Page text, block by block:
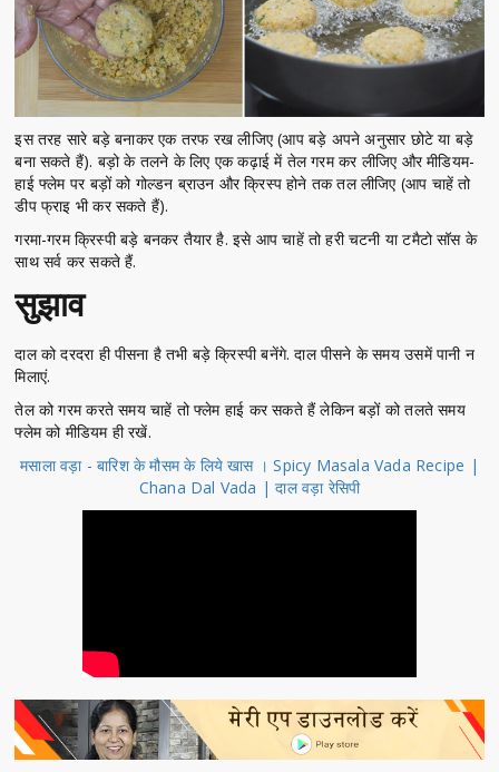
इस तरह सारे बड़े बनाकर एक तरफ रख लीजिए (आप बड़े अपने अनुसार छोटे या बड़े
बना सकते हैं). बड़ो के तलने के लिए एक कढ़ाई में तेल गरम कर लीजिए और मीडियम-
हाई फ्लेम पर बड़ों को गोल्डन ब्राउन और क्रिस्प होने तक तल लीजिए (आप चाहें तो
डीप फ्राइ भी कर सकते हैं).
गरमा-गरम क्रिस्पी बड़े बनकर तैयार है. इसे आप चाहें तो हरी चटनी या टमैटो सॉस के
साथ सर्व कर सकते हैं.
सुझाव
दाल को दरदरा ही पीसना है तभी बड़े क्रिस्पी बनेंगे. दाल पीसने के समय उसमें पानी न
मिलाएं.
तेल को गरम करते समय चाहें तो फ्लेम हाई कर सकते हैं लेकिन बड़ों को तलते समय
फ्लेम को मीडियम ही रखें.
मसाला वड़ा - बारिश के मौसम के लिये खास । Spicy Masala Vada Recipe |
Chana Dal Vada | दाल वड़ा रेसिपी